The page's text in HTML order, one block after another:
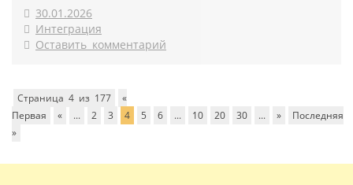
30.01.2026
Интеграция
Оставить комментарий
Страница 4 из 177
«
Первая
« ... 2 3 4 5 6 ... 10 20 30 ... »
Последняя
»